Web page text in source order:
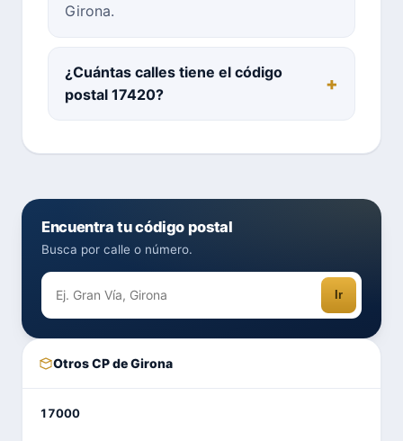
Girona.
¿Cuántas calles tiene el código
postal 17420?
Encuentra tu código postal
Busca por calle o número.
Ir
Otros CP de Girona
17000